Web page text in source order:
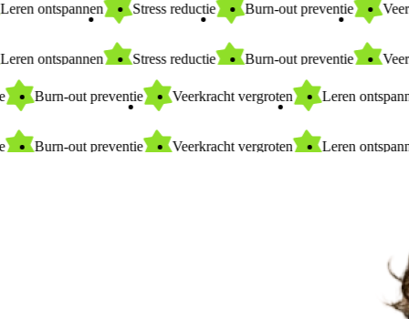
Leren ontspannen Stress reductie Burn-out preventie
Leren ontspannen Stress reductie Burn-out preventie
Burn-out preventie Veerkracht vergroten Leren ontspannen
Burn-out preventie Veerkracht vergroten Leren ontspannen